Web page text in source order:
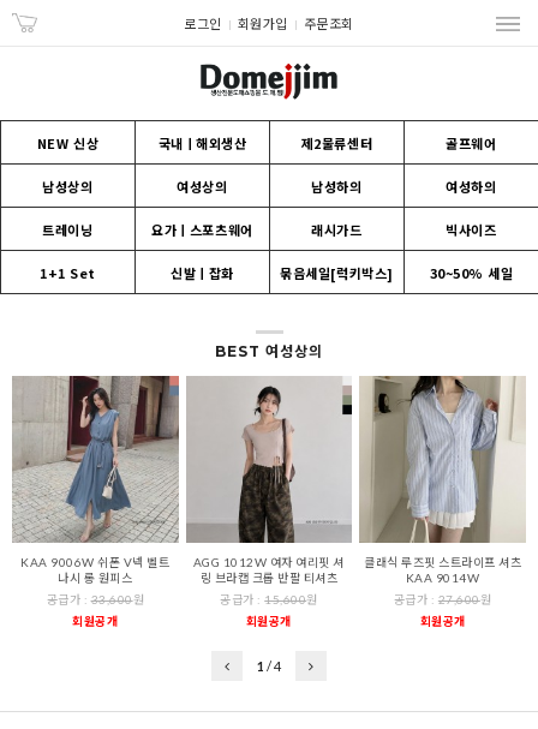
로그인 회원가입 주문조회
NEW 신상 국내ㅣ해외생산 제2물류센터 골프웨어
남성상의 여성상의 남성하의 여성하의
트레이닝 요가ㅣ스포츠웨어 래시가드 빅사이즈
1+1 Set 신발ㅣ잡화 묶음세일[럭키박스] 30~50% 세일
BEST 여성상의
KAA 9006W 쉬폰 V넥 벨트
나시 롱 원피스
공급가 :33,600원
회원공개
AGG 1012W 여자 여리핏 셔
링 브라캡 크롭 반팔 티셔츠
공급가 :15,600원
회원공개
클래식 루즈핏 스트라이프 셔츠
KAA 9014W
공급가 : 27,600원
회원공개
1 /4